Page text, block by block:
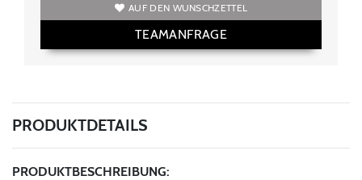
AUF DEN WUNSCHZETTEL
TEAMANFRAGE
PRODUKTDETAILS
PRODUKTBESCHREIBUNG: